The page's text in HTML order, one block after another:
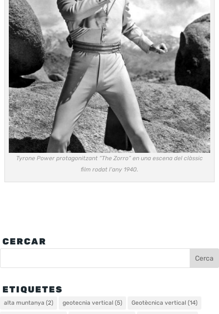
Tyrone Power protagonitzant “The Zorro” en una escena del clàssic
film rodat l’any 1940.
CERCAR
ETIQUETES
alta muntanya (2) geotecnia vertical (5) Geotècnica vertical (14)